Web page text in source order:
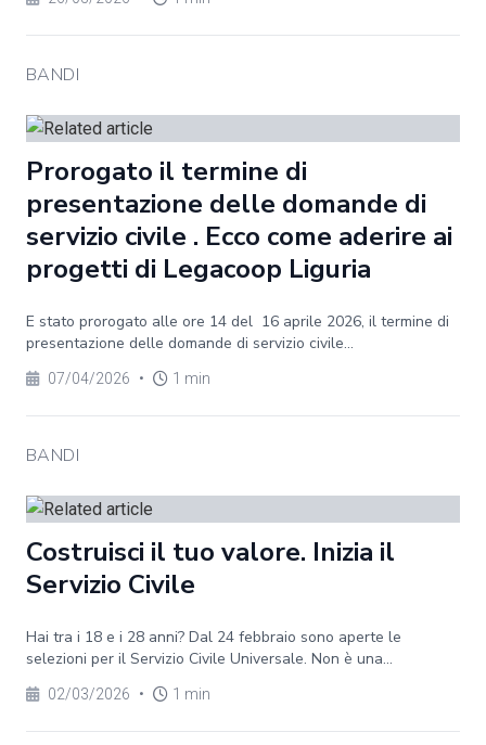
BANDI
Prorogato il termine di
presentazione delle domande di
servizio civile . Ecco come aderire ai
progetti di Legacoop Liguria
E stato prorogato alle ore 14 del 16 aprile 2026, il termine di
presentazione delle domande di servizio civile...
07/04/2026 • 1 min
BANDI
Costruisci il tuo valore. Inizia il
Servizio Civile
Hai tra i 18 e i 28 anni? Dal 24 febbraio sono aperte le
selezioni per il Servizio Civile Universale. Non è una...
02/03/2026 • 1 min